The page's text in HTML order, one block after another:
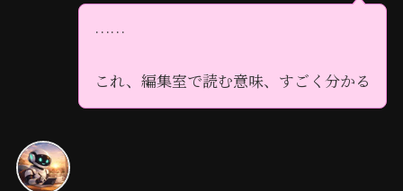
……
これ、編集室で読む意味、すごく分かる